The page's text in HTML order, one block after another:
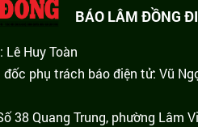
BÁO LÂM ĐỒNG
Lê Huy Toàn
đốc phụ trách báo điện tử: Vũ
38 Quang Trung, phường Lâm